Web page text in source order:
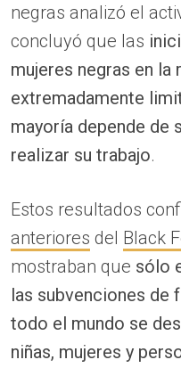
negras analizó el
concluyó que las
mujeres negras en la
extremadamente
mayoría depende de
realizar su trabajo.
Estos resultados
anteriores del Black
mostraban que sólo
las subvenciones de
todo el mundo se
niñas, mujeres y